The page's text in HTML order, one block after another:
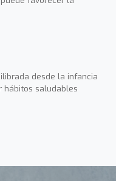
desde la infancia
hábitos saludables